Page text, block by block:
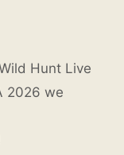
Hunt Live
2026 we